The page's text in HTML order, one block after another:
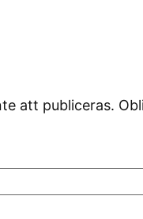
att publiceras.